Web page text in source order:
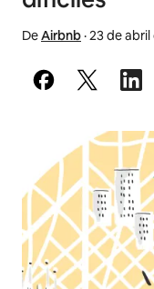
DeAirbnb·23 de abril